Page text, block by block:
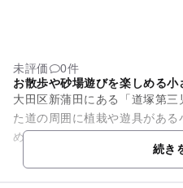
未評価
0件
お散歩や砂場遊びを楽しめる小
大田区新蒲田にある「道塚第
た道の周囲に植栽や遊具があ
めながら散歩するのにぴった
場の設置もあるので、通りが...
続き